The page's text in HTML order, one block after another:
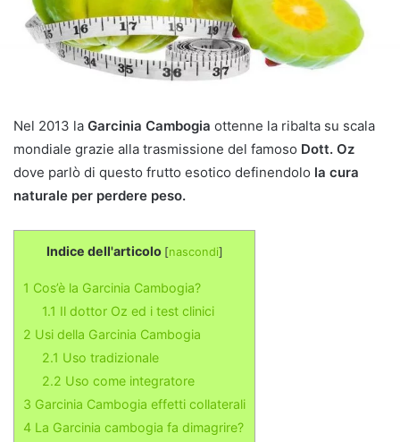
Nel 2013 la Garcinia Cambogia ottenne la ribalta su scala
mondiale grazie alla trasmissione del famoso Dott. Oz
dove parlò di questo frutto esotico definendolo la cura
naturale per perdere peso.
Indice dell'articolo [nascondi]
1 Cos’è la Garcinia Cambogia?
1.1 Il dottor Oz ed i test clinici
2 Usi della Garcinia Cambogia
2.1 Uso tradizionale
2.2 Uso come integratore
3 Garcinia Cambogia effetti collaterali
4 La Garcinia cambogia fa dimagrire?